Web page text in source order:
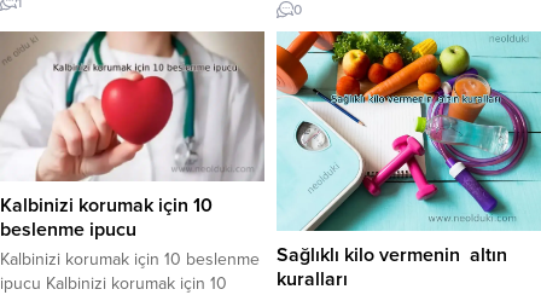
sıklıkla kullanılır. Genel anlamda siz
uyurken dişlerinizin tedavisi
diyebiliriz. Anestezi uzmanının
sedasyon uyguladığı ve derinliği
kontrol etmek için tüm refleksleri
sürdürdüğü bir uyku durumu. Diş
tedavilerinde de kullanılan
sedasyon...
kriptografi ile güvence altına alınan
hızlı ve doğrudan transferlere izin
vererek paranın geleceğini temsil
eder. Cardano bir kripto para
biriminden daha fazlasıdır, dünya
çapında bireylerin, kuruluşların ve
hükümetlerin...
0
Kalbinizi korumak için 10
beslenme ipucu
Kalbinizi korumak için 10 beslenme
ipucu Kalbinizi korumak için 10
Sağlıklı kilo vermenin altın
kuralları